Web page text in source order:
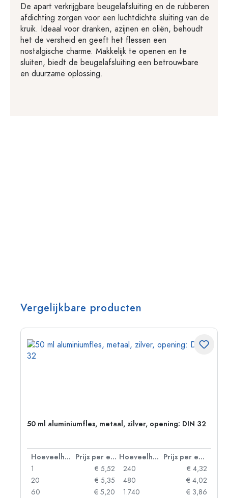
De apart verkrijgbare beugelafsluiting en de rubberen
afdichting zorgen voor een luchtdichte sluiting van de
kruik. Ideaal voor dranken, azijnen en oliën, behoudt
het de versheid en geeft het flessen een
nostalgische charme. Makkelijk te openen en te
sluiten, biedt de beugelafsluiting een betrouwbare
en duurzame oplossing.
Vergelijkbare producten
50 ml aluminiumfles, metaal, zilver, opening: DIN 32
Hoeveelheid Prijs per eenheid Hoeveelheid
Prijs per eenheid
1
€ 5,52
20
€ 5,35
60
€ 5,20
240
€ 4,32
480
€ 4,02
1.740
€ 3,86